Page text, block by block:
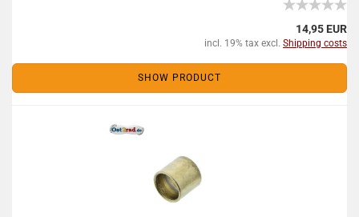
14,95 EUR
incl. 19% tax excl. Shipping costs
SHOW PRODUCT